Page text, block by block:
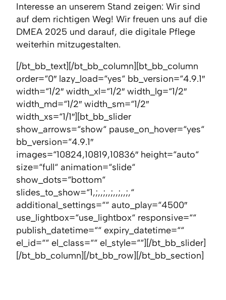
Interesse an unserem Stand zeigen: Wir sind
auf dem richtigen Weg! Wir freuen uns auf die
DMEA 2025 und darauf, die digitale Pflege
weiterhin mitzugestalten.
[/bt_bb_text][/bt_bb_column][bt_bb_column
order=“0″ lazy_load=“yes“ bb_version=“4.9.1″
width=“1/2″ width_xl=“1/2″ width_lg=“1/2″
width_md=“1/2″ width_sm=“1/2″
width_xs=“1/1″][bt_bb_slider
show_arrows=“show“ pause_on_hover=“yes“
bb_version=“4.9.1″
images=“10824,10819,10836″ height=“auto“
size=“full“ animation=“slide“
show_dots=“bottom“
slides_to_show=“1,;,,;,,;,,;,,;,“
additional_settings=““ auto_play=“4500″
use_lightbox=“use_lightbox“ responsive=““
publish_datetime=““ expiry_datetime=““
el_id=““ el_class=““ el_style=““][/bt_bb_slider]
[/bt_bb_column][/bt_bb_row][/bt_bb_section]